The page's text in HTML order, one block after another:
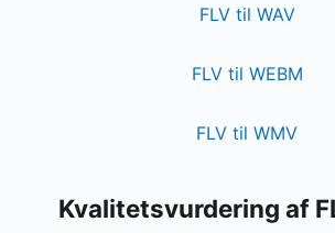
FLV til WAV
FLV til WEBM
FLV til WMV
Kvalitetsvurdering af